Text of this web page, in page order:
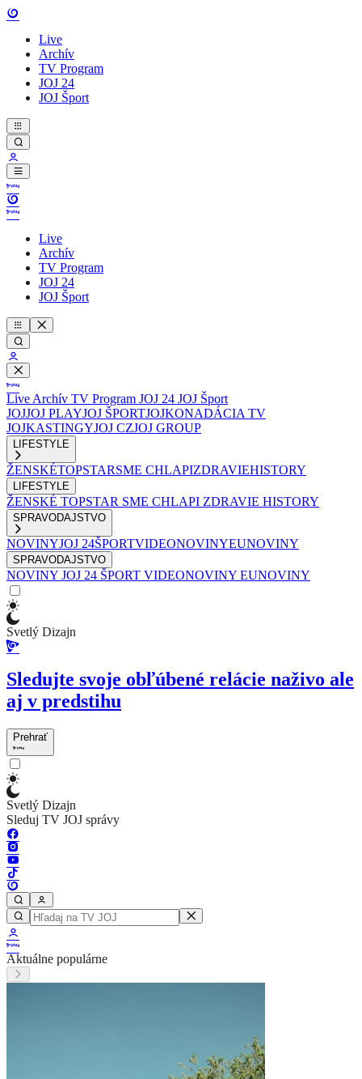
Live
Archív
TV Program
JOJ 24
JOJ Šport
Live
Archív
TV Program
JOJ 24
JOJ Šport
Live Archív TV Program JOJ 24 JOJ Šport
JOJJOJ PLAYJOJ ŠPORTJOJKONADÁCIA TV
JOJKASTINGYJOJ CZJOJ GROUP
LIFESTYLE
ŽENSKÉTOPSTARSME CHLAPIZDRAVIEHISTORY
LIFESTYLE
ŽENSKÉ TOPSTAR SME CHLAPI ZDRAVIE HISTORY
SPRAVODAJSTVO
NOVINYJOJ 24ŠPORTVIDEONOVINYEUNOVINY
SPRAVODAJSTVO
NOVINY JOJ 24 ŠPORT VIDEONOVINY EUNOVINY
Svetlý Dizajn
Sledujte svoje obľúbené relácie naživo ale
aj v predstihu
Prehrať
Svetlý Dizajn
Sleduj TV JOJ správy
Aktuálne populárne